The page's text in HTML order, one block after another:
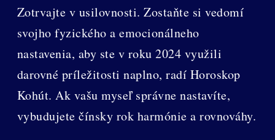
Zotrvajte v usilovnosti. Zostaňte si vedomí
svojho fyzického a emocionálneho
nastavenia, aby ste v roku 2024 využili
darovné príležitosti naplno, radí Horoskop
Kohút. Ak vašu myseľ správne nastavíte,
vybudujete čínsky rok harmónie a rovnováhy.